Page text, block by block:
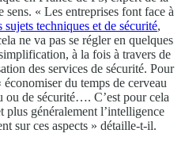
« Les entreprises font face à
sujets techniques et de sécurité,
ne va pas se régler en quelques
à la fois à travers de
des services de sécurité. Pour
du temps de cerveau
ou de sécurité…. C’est pour cela
plus généralement l’intelligence
sur ces aspects » détaille-t-il.